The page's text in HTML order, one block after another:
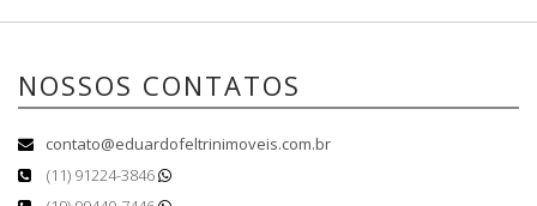
NOSSOS CONTATOS
contato@eduardofeltrinimoveis.com.br
(11) 91224-3846